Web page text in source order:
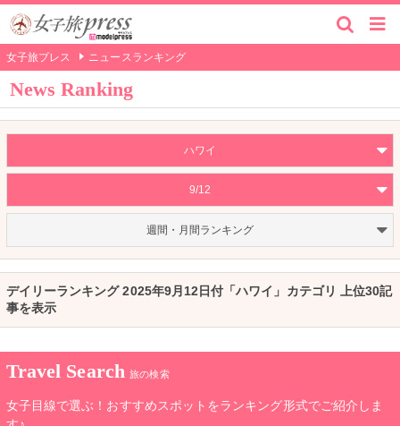
女子旅プレス ニュースランキング
News Ranking
ハワイ
9/12
週間・月間ランキング
デイリーランキング 2025年9月12日付「ハワイ」カテゴリ 上位30記
事を表示
Travel Search 旅の検索
女子目線で選ぶ！おすすめスポットをランキング形式でご紹介しま